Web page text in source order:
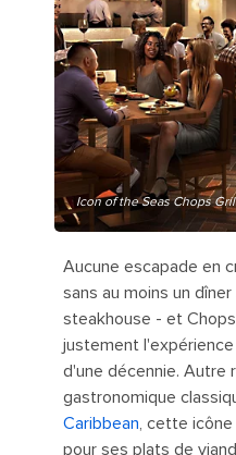
Icon of the Seas Chops
Aucune escapade en
sans au moins un
steakhouse - et
justement
d'une décennie. Autre
gastronomique
Caribbean, cette
pour ses plats de